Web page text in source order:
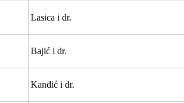
Lasica i dr.
Bajić i dr.
Kandić i dr.